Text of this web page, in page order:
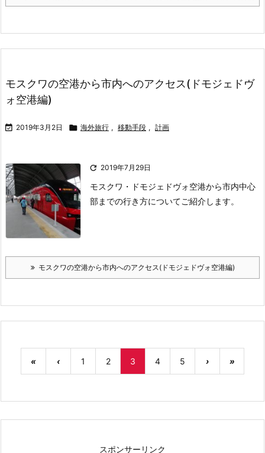
モスクワの空港から市内へのアクセス(ドモジェドヴ
ォ空港編)
 2019年3月2日  海外旅行 , 移動手段 , 計画
 2019年7月29日
モスクワ・ドモジェドヴォ空港から市内中心
部までの行き方についてご紹介します。
モスクワの空港から市内へのアクセス(ドモジェドヴォ空港編)
« ‹ 1 2 3 4 5 › »
スポンサーリンク